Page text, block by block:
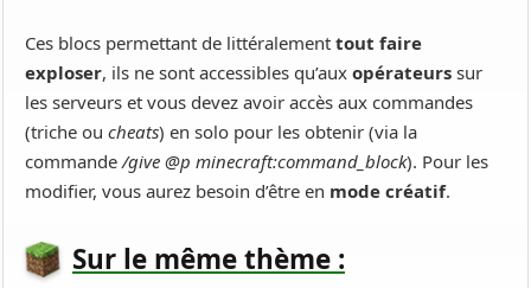
Ces blocs permettant de littéralement tout faire
exploser, ils ne sont accessibles qu’aux opérateurs sur
les serveurs et vous devez avoir accès aux commandes
(triche ou cheats) en solo pour les obtenir (via la
commande/give @p minecraft:command_block). Pour les
modifier, vous aurez besoin d’être en mode créatif.
Sur le même thème :